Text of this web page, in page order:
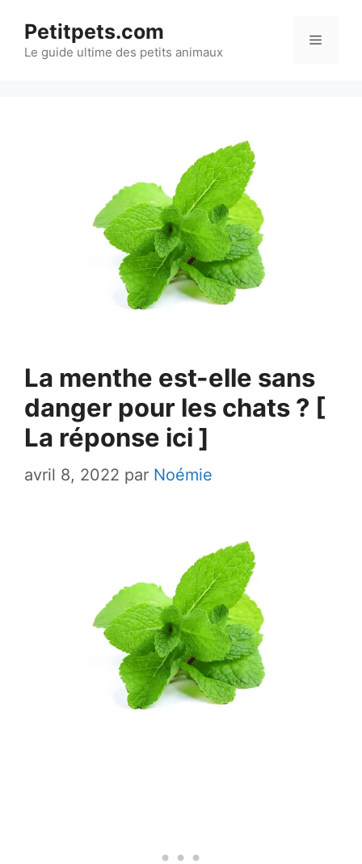
contenu
Petitpets.com
Le guide ultime des petits animaux
Menu
La menthe est-elle sans
danger pour les chats ? [
La réponse ici ]
avril 8, 2022 par Noémie